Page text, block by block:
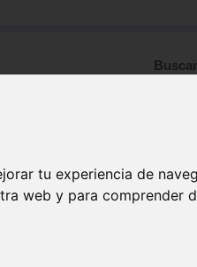
tu experiencia de
web y para comprender